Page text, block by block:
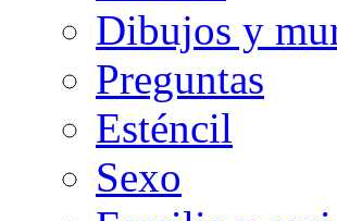
Dibujos y
Preguntas
Esténcil
Sexo